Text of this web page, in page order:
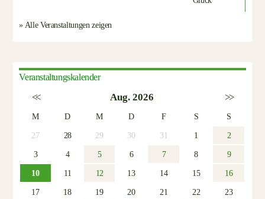
» Alle Veranstaltungen zeigen
Veranstaltungskalender
<< Aug. 2026 >>
M D M D F S
S
27
28 29 30 31 1
2
3
4 5 6 7 8
9
10
11 12 13 14 15
16
17
18 19 20 21 22
23